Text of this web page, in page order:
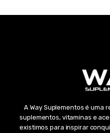
A Way Suplementos é uma
suplementos, vitaminas e
existimos para inspirar